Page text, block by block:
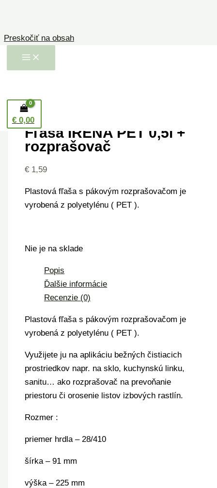
Preskočiť na obsah
€0,00
Plastové
Fľaša IRENA PET 0,5l +
rozprašovač
€ 1,59
Plastová fľaša s pákovým rozprašovačom je
vyrobená z polyetylénu ( PET ).
Nie je na sklade
Popis
Ďalšie informácie
Recenzie (0)
Plastová fľaša s pákovým rozprašovačom je
vyrobená z polyetylénu ( PET ).
Využijete ju na aplikáciu bežných čistiacich
prostriedkov napr. na sklo, kuchynskú linku,
sanitu… ako rozprašovač na prevoňanie
priestoru či orosenie listov izbových rastlín.
Rozmer :
priemer hrdla – 28/410
šírka – 91 mm
výška – 225 mm